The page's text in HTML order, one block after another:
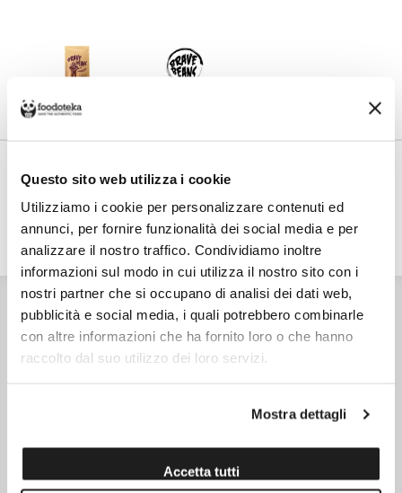
Questo sito web utilizza i cookie
Utilizziamo i cookie per personalizzare contenuti ed
annunci, per fornire funzionalità dei social media e per
analizzare il nostro traffico. Condividiamo inoltre
informazioni sul modo in cui utilizza il nostro sito con i
nostri partner che si occupano di analisi dei dati web,
pubblicità e social media, i quali potrebbero combinarle
con altre informazioni che ha fornito loro o che hanno
raccolto dal suo utilizzo dei loro servizi.
Mostra dettagli
Accetta tutti
Costo di spedizione
Per Chocolate For Family è €7,00, gratuito da €50,00. Se continui ad
acquistare, ciò che spendi in più dopo gli €50,00 concorre a generare uno
sconto sulle spese di spedizione di altre botteghe.
INGREDIENTI
Pasta di cacao (Perù), zucchero.
CARATTERISTICHE
Prodotto in Italia
NOTE
TIPO DI CONFEZIONE Busta di carta
PESO NETTO 12,0 gr